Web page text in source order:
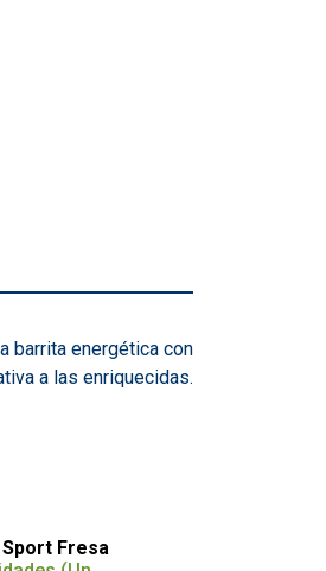
barrita energética con
a las enriquecidas.
Sport Fresa